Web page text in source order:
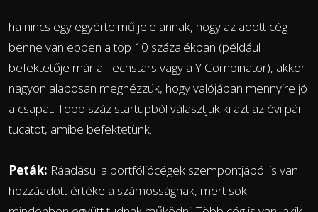
ha nincs egy egyértelmű jele annak, hogy az adott cég
benne van ebben a top 10 százalékban (például
befektetője már a Techstars vagy a Y Combinator), akkor
nagyon alaposan megnézzük, hogy valójában mennyire jó
a csapat. Több száz startupból választjuk ki azt az évi pár
tucatot, amibe befektetünk.
Peták: Ráadásul a portfóliócégek szempontjából is van
hozzáadott értéke a számosságnak, mert sok